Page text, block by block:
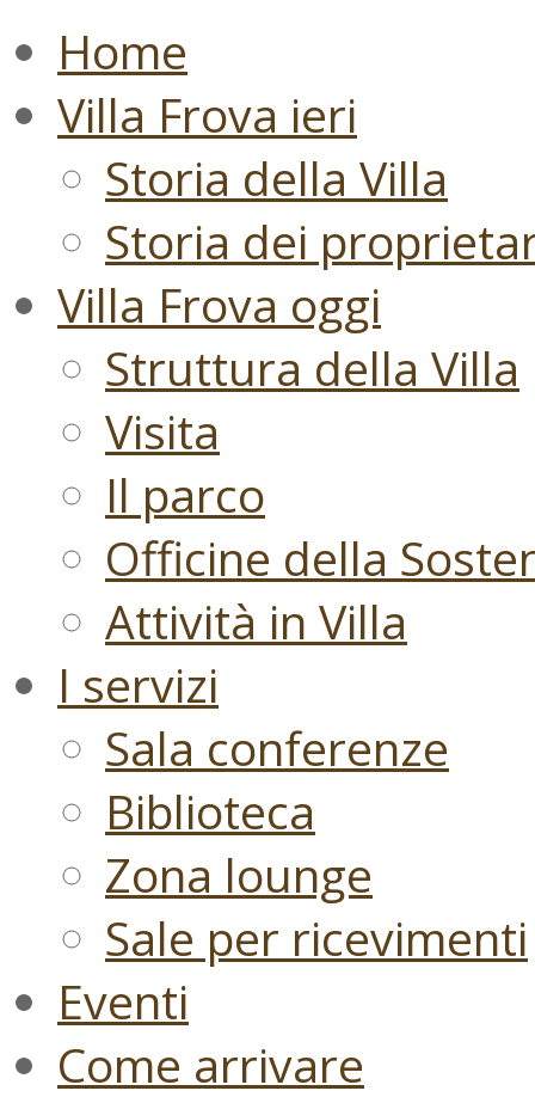
Home
Villa Frova ieri
Storia della Villa
Storia dei
Villa Frova oggi
Struttura della Villa
Visita
Il parco
Officine della
Attività in Villa
I servizi
Sala conferenze
Biblioteca
Zona lounge
Sale per ricevimenti
Eventi
Come arrivare